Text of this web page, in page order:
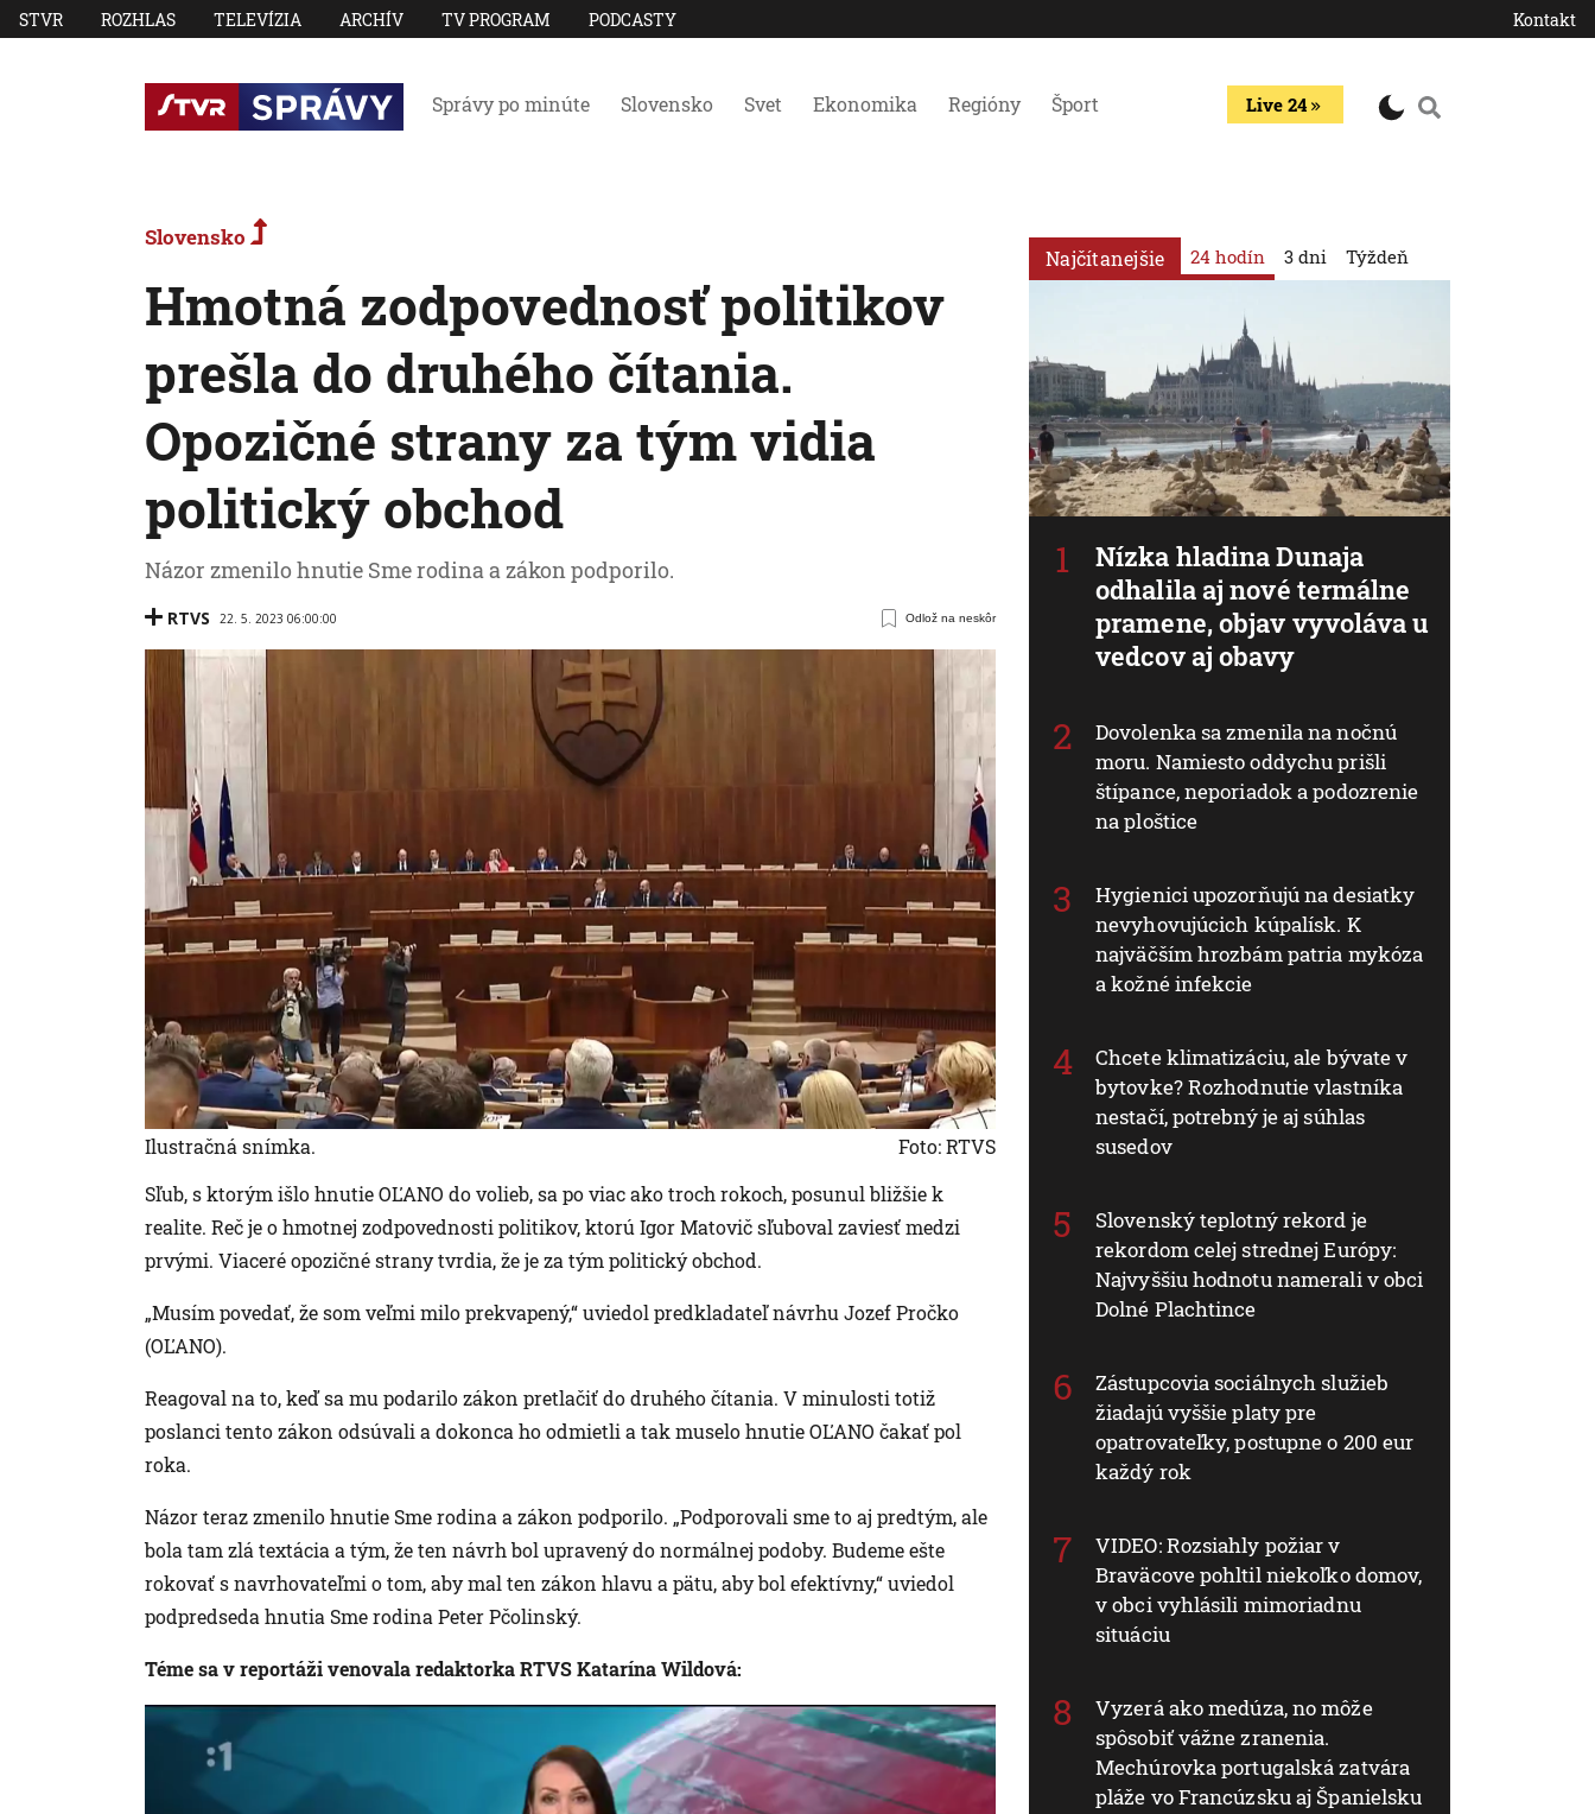
STVR ROZHLAS TELEVÍZIA ARCHÍV TV PROGRAM PODCASTY Kontakt
Správy po minúte Slovensko Svet Ekonomika Regióny Šport Live 24
Slovensko
Hmotná zodpovednosť politikov
prešla do druhého čítania.
Opozičné strany za tým vidia
politický obchod
Názor zmenilo hnutie Sme rodina a zákon podporilo.
RTVS 22. 5. 2023 06:00:00 Odlož na neskôr
Ilustračná snímka.
Foto: RTVS
Sľub, s ktorým išlo hnutie OĽANO do volieb, sa po viac ako troch rokoch, posunul bližšie k
realite. Reč je o hmotnej zodpovednosti politikov, ktorú Igor Matovič sľuboval zaviesť medzi
prvými. Viaceré opozičné strany tvrdia, že je za tým politický obchod.
„Musím povedať, že som veľmi milo prekvapený,“ uviedol predkladateľ návrhu Jozef Pročko
(OĽANO).
Reagoval na to, keď sa mu podarilo zákon pretlačiť do druhého čítania. V minulosti totiž
poslanci tento zákon odsúvali a dokonca ho odmietli a tak muselo hnutie OĽANO čakať pol
roka.
Názor teraz zmenilo hnutie Sme rodina a zákon podporilo. „Podporovali sme to aj predtým, ale
bola tam zlá textácia a tým, že ten návrh bol upravený do normálnej podoby. Budeme ešte
rokovať s navrhovateľmi o tom, aby mal ten zákon hlavu a pätu, aby bol efektívny,“ uviedol
podpredseda hnutia Sme rodina Peter Pčolinský.
Téme sa v reportáži venovala redaktorka RTVS Katarína Wildová:
Najčítanejšie 24 hodín
Nízka hladina Dunaja
odhalila aj nové termálne
pramene, objav vyvoláva u
vedcov aj obavy
Dovolenka sa zmenila na nočnú
moru. Namiesto oddychu prišli
štípance, neporiadok a podozrenie
na ploštice
Hygienici upozorňujú na desiatky
nevyhovujúcich kúpalísk. K
najväčším hrozbám patria mykóza
a kožné infekcie
Chcete klimatizáciu, ale bývate v
bytovke? Rozhodnutie vlastníka
nestačí, potrebný je aj súhlas
susedov
Slovenský teplotný rekord je
rekordom celej strednej Európy:
Najvyššiu hodnotu namerali v obci
Dolné Plachtince
Zástupcovia sociálnych služieb
žiadajú vyššie platy pre
opatrovateľky, postupne o 200 eur
každý rok
VIDEO: Rozsiahly požiar v
Braväcove pohltil niekoľko domov,
v obci vyhlásili mimoriadnu
situáciu
Vyzerá ako medúza, no môže
spôsobiť vážne zranenia.
Mechúrovka portugalská zatvára
pláže vo Francúzsku aj Španielsku
3 dni Týždeň